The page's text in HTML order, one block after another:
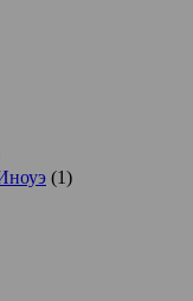
(1)